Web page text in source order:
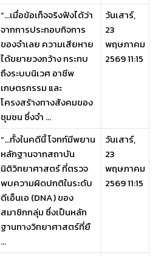
“…เมื่อข้อเท็จจริงฟังได้ว่า
จากการประกอบกิจการ
ของจำเลย ความเสียหาย
ได้ขยายวงกว้าง กระทบ
ถึงระบบนิเวศ อาชีพ
เกษตรกรรม และ
โครงสร้างทางสังคมของ
ชุมชน ซึ่งจำ ...
วันเสาร์,
23
พฤษภาคม
2569 11:15
“…ทั้งในคดีนี้ โจทก์มีพยาน
หลักฐานจากสถาบัน
นิติวิทยาศาสตร์ ที่ตรวจ
พบความผิดปกติในระดับ
ดีเอ็นเอ (DNA) ของ
สมาชิกกลุ่ม ซึ่งเป็นหลัก
ฐานทางวิทยาศาสตร์ที่ยื
...
วันเสาร์,
23
พฤษภาคม
2569 11:15